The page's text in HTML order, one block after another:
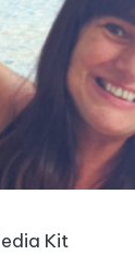
Kit